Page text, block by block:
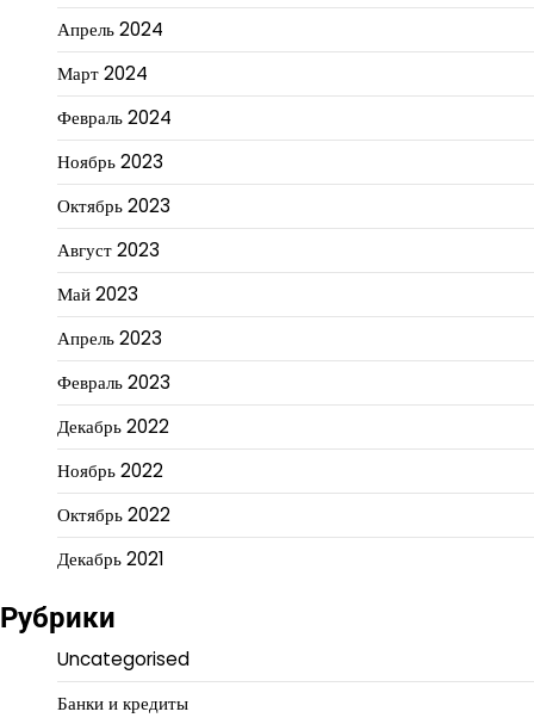
Апрель 2024
Март 2024
Февраль 2024
Ноябрь 2023
Октябрь 2023
Август 2023
Май 2023
Апрель 2023
Февраль 2023
Декабрь 2022
Ноябрь 2022
Октябрь 2022
Декабрь 2021
Рубрики
Uncategorised
Банки и кредиты